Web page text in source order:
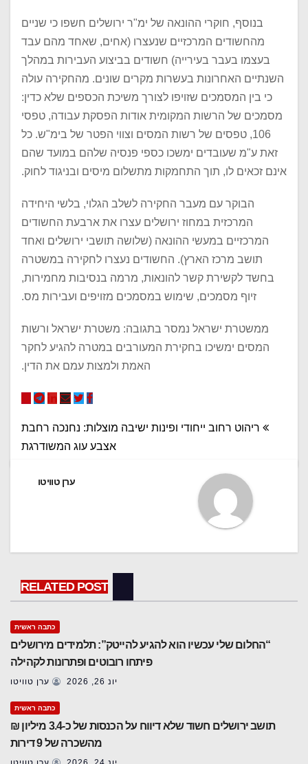
בנוסף, חוקרי ההונאה של ימ"ר ירושלים חשפו כי שניים
מהחשודים המרכזיים שנעצרו (אחים, שאחד מהם עבד
בעצמו בעבר בעירייה) חשודים בביצוע העבירות במהלך
השנתיים האחרונות בעשרות מקרים שונים. מהחקירה עולה
כי בין המסמכים שזויפו לצורך משיכת הכספים שלא כדין:
מסמכים של הרשות המקומית אודות הפסקת עבודה, טפסי
106, טפסים של רשות המסים וצווי הפטר של בימ"ש. כל
זאת ע"מ שעובדים ימשכו כספי פנסיה שלהם במועד שהם
אינם זכאים לו, תוך התחמקות מתשלום מיסים ובניגוד לחוק.
הבוקר עם מעבר החקירה לשלב הגלוי, בלשי היחידה
המרכזית במחוז ירושלים עצרו את ארבעת החשודים
המרכזיים במעשי ההונאה (שלושה תושבי ירושלים ואחד
תושב מרכז הארץ). החשודים נעצרו לחקירה במשטרה
בחשד לקשירת קשר להונאות, מרמה בנסיבות מחמירות,
זיוף מסמכים, שימוש במסמכים מזויפים ועבירות מס.
ממשטרת ישראל נמסר בתגובה: משטרת ישראל ורשות
המסים ימשיכו בחקירת המעורבים במטרה להגיע לחקר
האמת ולמצות עמם את הדין.
ניווטריהוט רחוב ייחודי ופינות ישיבה מוצלות: נחנכה רחבת
אצבע עוג המשודרגת
ערן טוויטו
RELATED POST
כתבה ראשית
“החלום שלי עכשיו הוא להגיע להייטק”: תלמידים מירושלים
פיתחו רובוטים ופתרונות לקהילה
יונ 26, 2026 ערן טוויטו
כתבה ראשית
תושב ירושלים חשוד שלא דיווח על הכנסות של כ-3.4 מיליון ₪
מהשכרה של 9 דירות